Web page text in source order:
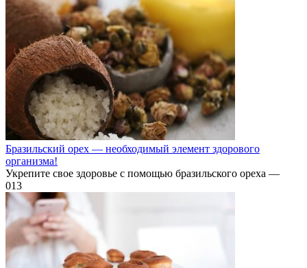
Бразильский орех — необходимый элемент здорового
организма!
Укрепите свое здоровье с помощью бразильского ореха —
013